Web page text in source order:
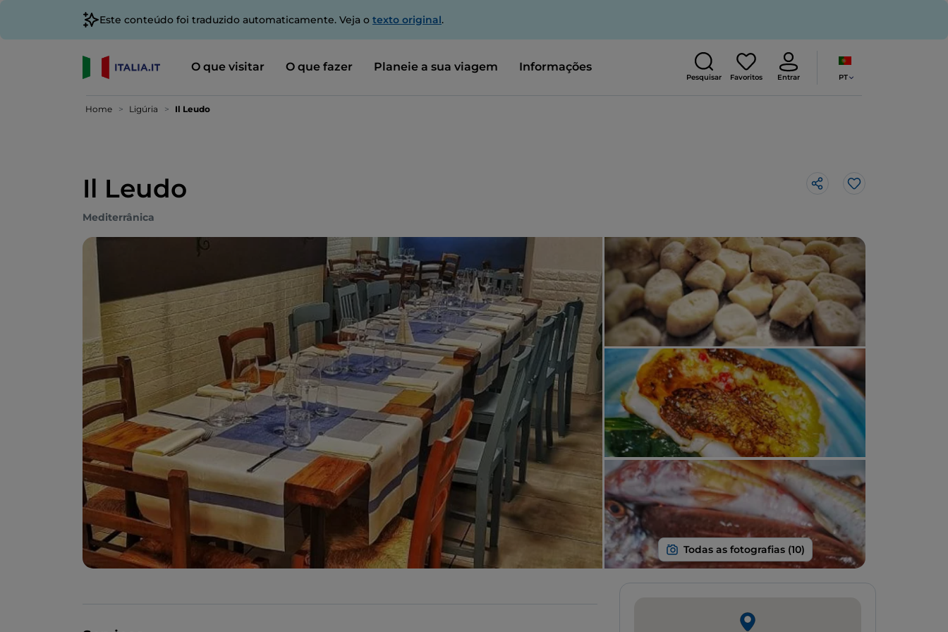
Este conteúdo foi traduzido automaticamente. Veja o texto original.
O que visitar O que fazer Planeie a sua viagem Informações
Pesquisar Favoritos Entrar PT
Home Ligúria Il Leudo
Il Leudo Gosto
Mediterrânica